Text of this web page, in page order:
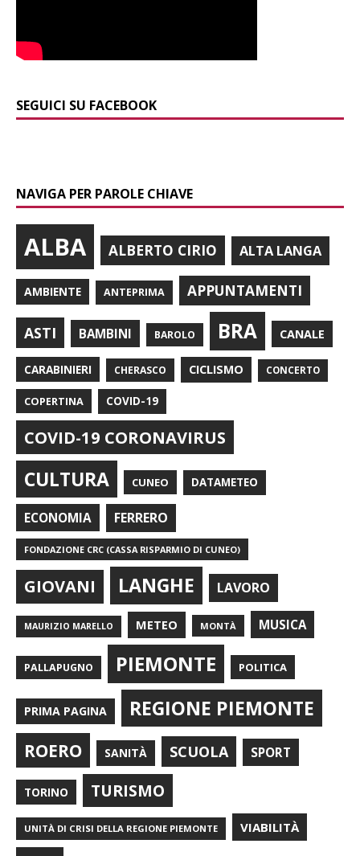
SEGUICI SU FACEBOOK
NAVIGA PER PAROLE CHIAVE
ALBA ALBERTO CIRIO ALTA LANGA
AMBIENTE ANTEPRIMA APPUNTAMENTI
ASTI BAMBINI BAROLO BRA CANALE
CARABINIERI CHERASCO CICLISMO CONCERTO
COPERTINA COVID-19
COVID-19 CORONAVIRUS
CULTURA CUNEO DATAMETEO
ECONOMIA FERRERO
FONDAZIONE CRC (CASSA RISPARMIO DI CUNEO)
GIOVANI LANGHE LAVORO
MAURIZIO MARELLO METEO MONTÀ MUSICA
PALLAPUGNO PIEMONTE POLITICA
PRIMA PAGINA REGIONE PIEMONTE
ROERO SANITÀ SCUOLA SPORT
TORINO TURISMO
UNITÀ DI CRISI DELLA REGIONE PIEMONTE VIABILITÀ